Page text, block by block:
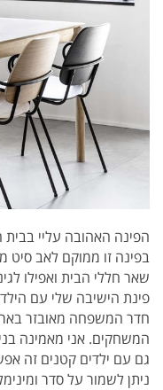
הפינה האהובה עליי
בפינה זו ממוקם לאב
שאר חללי הבית ואפילו
פינת הישיבה שלי עם
חדר המשפחה מאובזר
המשחקים. אני מאמינה
גם עם ילדים קטנים זה
ניתן לשמור על סדר